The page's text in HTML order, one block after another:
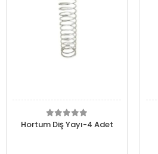
Hortum Diş Yayı-4 Adet